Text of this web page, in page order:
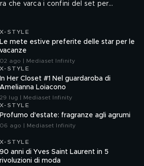
che varca i confini del set per
design attraverso i film, da
veste Prada 2.
X-STYLE
Le mete estive preferite delle star per le
vacanze
02 ago | Mediaset Infinity
X-STYLE
In Her Closet #1 Nel guardaroba di
Amelianna Loiacono
29 lug | Mediaset Infinity
X-STYLE
Profumo d'estate: fragranze agli agrumi
06 ago | Mediaset Infinity
X-STYLE
90 anni di Yves Saint Laurent in 5
rivoluzioni di moda